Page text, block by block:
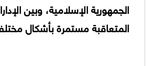
الجمهورية الإسلامية، وبين
المتعاقبة مستمرة بأشكال